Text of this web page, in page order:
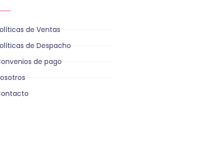
de Ventas
de Despacho
de pago